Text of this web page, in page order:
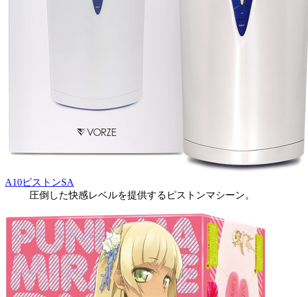
A10ピストンSA
圧倒した快感レベルを提供するピストンマシーン。